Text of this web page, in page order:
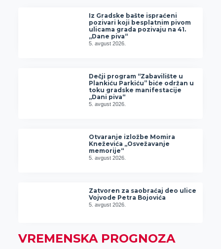
Iz Gradske bašte ispraćeni
pozivari koji besplatnim pivom
ulicama grada pozivaju na 41.
„Dane piva“
5. avgust 2026.
Dečji program “Zabavilište u
Plankiću Parkiću” biće održan u
toku gradske manifestacije
„Dani piva“
5. avgust 2026.
Otvaranje izložbe Momira
Kneževića „Osvežavanje
memorije“
5. avgust 2026.
Zatvoren za saobraćaj deo ulice
Vojvode Petra Bojovića
5. avgust 2026.
VREMENSKA PROGNOZA